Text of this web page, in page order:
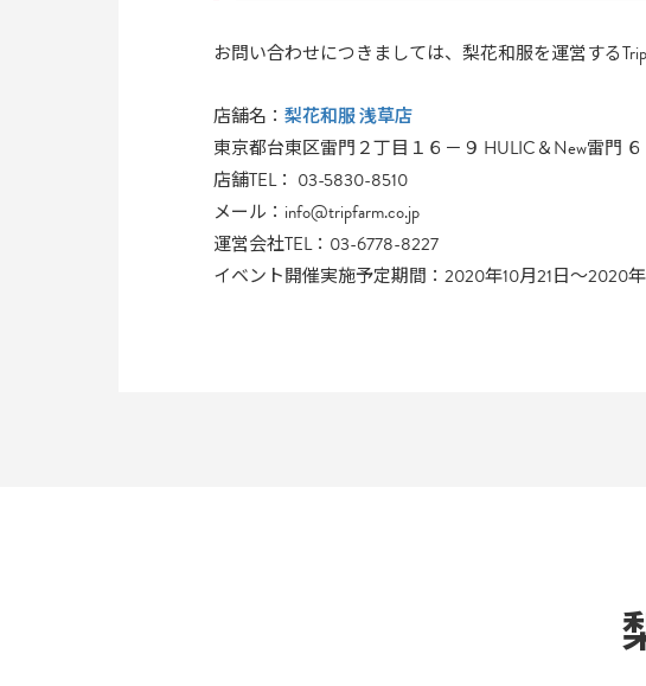
お問い合わせにつきましては、梨花和服を運営する
店舗名： 梨花和服 浅草店
東京都台東区雷門２丁目１６－９ HULIC＆New雷門 ６
店舗TEL： 03-5830-8510
メール：info@tripfarm.co.jp
運営会社TEL：03-6778-8227
イベント開催実施予定期間：2020年10月21日〜2020